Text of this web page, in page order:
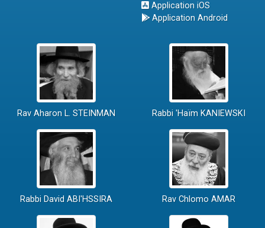
Application iOS
Application Android
Rav Aharon L. STEINMAN Rabbi 'Haïm KANIEWSKI
Rabbi David ABI'HSSIRA Rav Chlomo AMAR